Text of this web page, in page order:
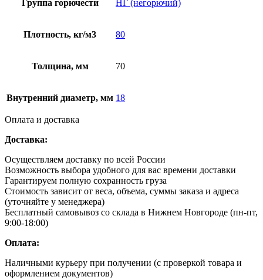
Группа горючести НГ (негорючий)
Плотность, кг/м3 80
Толщина, мм 70
Внутренний диаметр, мм 18
Оплата и доставка
Доставка:
Осуществляем доставку по всей России
Возможность выбора удобного для вас времени доставки
Гарантируем полную сохранность груза
Стоимость зависит от веса, объема, суммы заказа и адреса
(уточняйте у менеджера)
Бесплатный самовывоз со склада в Нижнем Новгороде (пн-пт,
9:00-18:00)
Оплата:
Наличными курьеру при получении (с проверкой товара и
оформлением документов)